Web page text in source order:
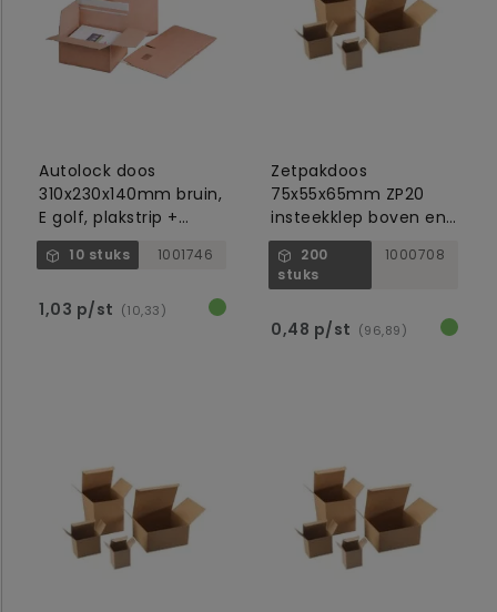
Autolock doos
310x230x140mm bruin,
E golf, plakstrip +
tearstrip
10 stuks 1001746
1,03 p/st (10,33)
Zetpakdoos
75x55x65mm ZP20
insteekklep boven en
onder
200
stuks
1000708
0,48 p/st (96,89)